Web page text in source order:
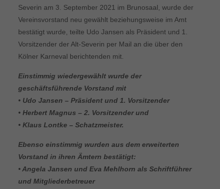
Severin am 3. September 2021 im Brunosaal, wurde der
Vereinsvorstand neu gewählt beziehungsweise im Amt
bestätigt wurde, teilte Udo Jansen als Präsident und 1.
Vorsitzender der Alt-Severin per Mail an die über den
Kölner Karneval berichtenden mit.
Einstimmig wiedergewählt wurde der
geschäftsführende Vorstand mit
• Udo Jansen – Präsident und 1. Vorsitzender
• Herbert Magnus – 2. Vorsitzender und
• Klaus Lontke – Schatzmeister.
Ebenso einstimmig wurden aus dem erweiterten
Vorstand in ihren Ämtern bestätigt:
• Angela Jansen und Eva Mehlhorn als Schriftführer
und Mitgliederbetreuer